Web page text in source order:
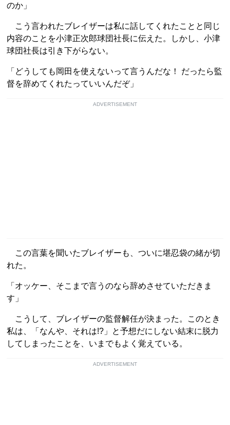
のか」
こう言われたブレイザーは私に話してくれたことと同じ
内容のことを小津正次郎球団社長に伝えた。しかし、小津
球団社長は引き下がらない。
「どうしても岡田を使えないって言うんだな！ だったら監
督を辞めてくれたっていいんだぞ」
ADVERTISEMENT
この言葉を聞いたブレイザーも、ついに堪忍袋の緒が切
れた。
「オッケー、そこまで言うのなら辞めさせていただきま
す」
こうして、ブレイザーの監督解任が決まった。このとき
私は、「なんや、それは!?」と予想だにしない結末に脱力
してしまったことを、いまでもよく覚えている。
ADVERTISEMENT